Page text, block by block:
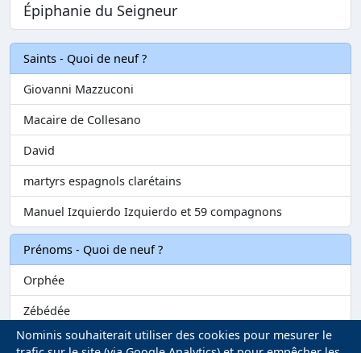
Épiphanie du Seigneur
Saints - Quoi de neuf ?
Giovanni Mazzuconi
Macaire de Collesano
David
martyrs espagnols clarétains
Manuel Izquierdo Izquierdo et 59 compagnons
Prénoms - Quoi de neuf ?
Orphée
Zébédée
Melvil
Nominis souhaiterait utiliser des cookies pour mesurer le